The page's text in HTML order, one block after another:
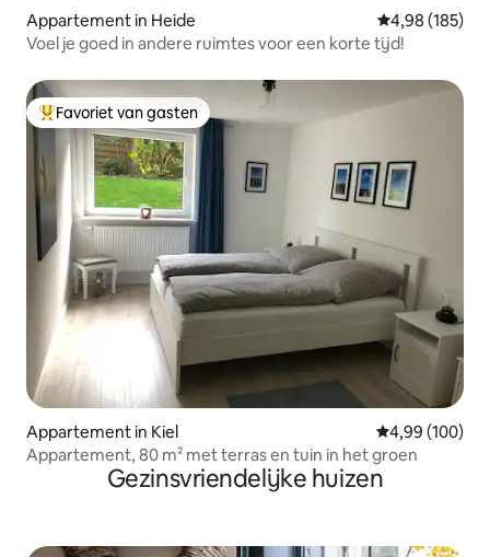
Appartement in Heide Gemiddelde
4,98 (185)
Voel je goed in andere ruimtes voor een korte tijd!
Topfavoriet van gasten
Favoriet van gasten
Appartement in Kiel Gemiddelde
4,99 (100)
Appartement, 80 m² met terras en tuin in het groen
Gezinsvriendelijke huizen